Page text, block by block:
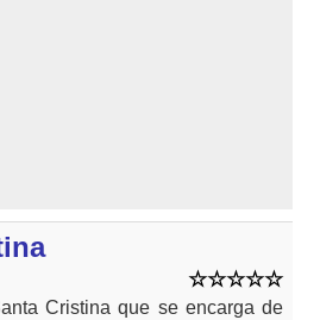
Cristina que se encarga de